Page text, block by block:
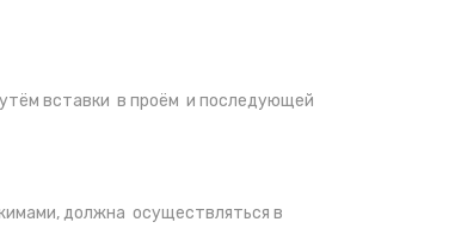
вставки в проём и последующей
должна осуществляться в